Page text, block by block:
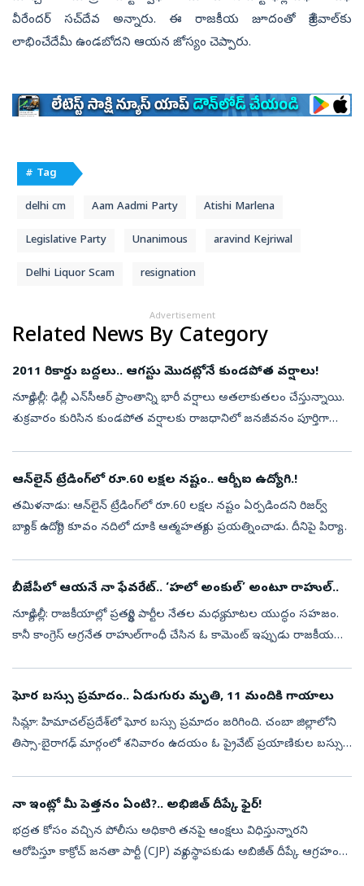
వీరేందర్‌ సచ్‌దేవ అన్నారు. ఈ రాజకీయ జూదంతో కేజ్రీవాల్‌కు
లాభించేదేమీ ఉండబోదని ఆయన జోస్యం చెప్పారు.
# Tag
delhi cm Aam Aadmi Party Atishi Marlena
Legislative Party Unanimous aravind Kejriwal
Delhi Liquor Scam resignation
Advertisement
Related News By Category
2011 రికార్డు బద్దలు.. ఆగస్టు మొదట్లోనే కుండపోత వర్షాలు!
న్యూఢిల్లీ: ఢిల్లీ ఎన్‌సీఆర్ ప్రాంతాన్ని భారీ వర్షాలు అతలాకుతలం చేస్తున్నాయి.
శుక్రవారం కురిసిన కుండపోత వర్షాలకు రాజధానిలో జనజీవనం పూర్తిగా
ఆన్‌లైన్‌ ట్రేడింగ్‌లో రూ.60 లక్షల నష్టం.. ఆర్బీఐ ఉద్యోగి.!
తమిళనాడు: ఆన్‌లైన్‌ ట్రేడింగ్‌లో రూ.60 లక్షల నష్టం ఏర్పడిందని రిజర్వ్‌
బ్యాంక్‌ ఉద్యోగి కూవం నదిలో దూకి ఆత్మహత్యకు ప్రయత్నించాడు. దీనిపై పిర్యాదు
బీజేపీలో ఆయనే నా ఫేవరేట్‌.. ‘హలో అంకుల్‌’ అంటూ రాహుల్‌..
న్యూఢిల్లీ: రాజకీయాల్లో ప్రత్యర్థి పార్టీల నేతల మధ్య మాటల యుద్ధం సహజం.
కానీ కాంగ్రెస్‌ అగ్రనేత రాహుల్‌గాంధీ చేసిన ఓ కామెంట్‌ ఇప్పుడు రాజకీయ
ఘోర బస్సు ప్రమాదం.. ఏడుగురు మృతి, 11 మందికి గాయాలు
సిమ్లా: హిమాచల్‌ప్రదేశ్‌లో ఘోర బస్సు ప్రమాదం జరిగింది. చంబా జిల్లాలోని
తిస్సా-బైరాగఢ్‌ మార్గంలో శనివారం ఉదయం ఓ ప్రైవేట్‌ ప్రయాణికుల బస్సు
నా ఇంట్లో మీ పెత్తనం ఏంటి?.. అభిజిత్‌ దీప్కే ఫైర్‌!
భద్రత కోసం వచ్చిన పోలీసు అధికారి తనపై ఆంక్షలు విధిస్తున్నారని
ఆరోపిస్తూ కాక్రోచ్‌ జనతా పార్టీ (CJP) వ్యవస్థాపకుడు అబిజీత్‌ దీప్కే ఆగ్రహం